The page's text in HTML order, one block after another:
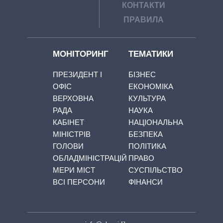
КОНТАКТИ
ПРАВИЛА
МОНІТОРИНГ
ПРЕЗИДЕНТ І
ОФІС
ВЕРХОВНА
РАДА
КАБІНЕТ
МІНІСТРІВ
ГОЛОВИ
ОБЛАДМІНІСТРАЦІЙ
МЕРИ МІСТ
ВСІ ПЕРСОНИ
ТЕМАТИКИ
БІЗНЕС
ЕКОНОМІКА
КУЛЬТУРА
НАУКА
НАЦІОНАЛЬНА
БЕЗПЕКА
ПОЛІТИКА
ПРАВО
СУСПІЛЬСТВО
ФІНАНСИ